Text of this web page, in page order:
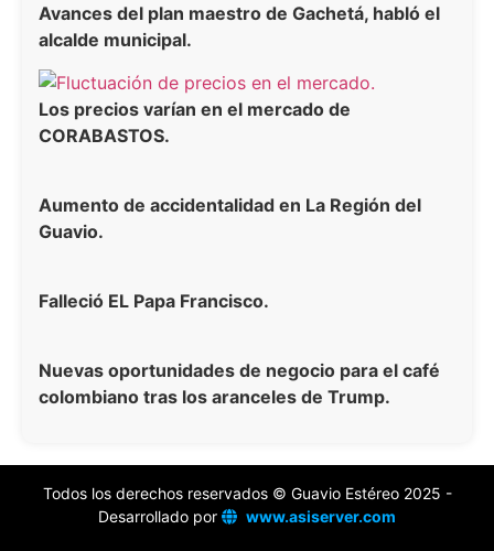
Avances del plan maestro de Gachetá, habló el
alcalde municipal.
Los precios varían en el mercado de
CORABASTOS.
Aumento de accidentalidad en La Región del
Guavio.
Falleció EL Papa Francisco.
Nuevas oportunidades de negocio para el café
colombiano tras los aranceles de Trump.
Todos los derechos reservados © Guavio Estéreo 2025 -
Desarrollado por
www.asiserver.com